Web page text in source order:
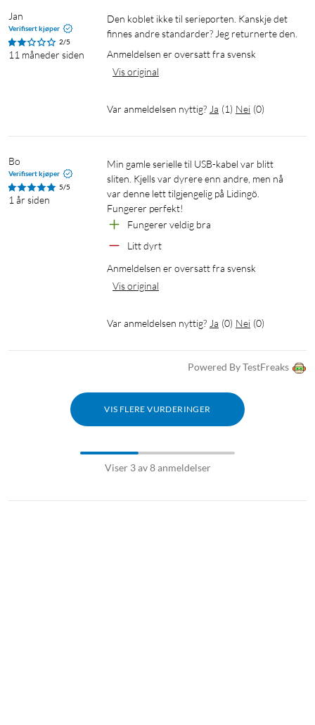
Jan
Verifisert kjøper
2/5
11 måneder siden
Den koblet ikke til serieporten. Kanskje det
finnes andre standarder? Jeg returnerte den.
Anmeldelsen er oversatt fra svensk
Vis original
Var anmeldelsen nyttig? Ja (1) Nei (0)
Bo
Verifisert kjøper
5/5
1 år siden
Min gamle serielle til USB-kabel var blitt
sliten. Kjells var dyrere enn andre, men nå
var denne lett tilgjengelig på Lidingö.
Fungerer perfekt!
Fungerer veldig bra
Litt dyrt
Anmeldelsen er oversatt fra svensk
Vis original
Var anmeldelsen nyttig? Ja (0) Nei (0)
Powered By TestFreaks
VIS FLERE VURDERINGER
Viser 3 av 8 anmeldelser